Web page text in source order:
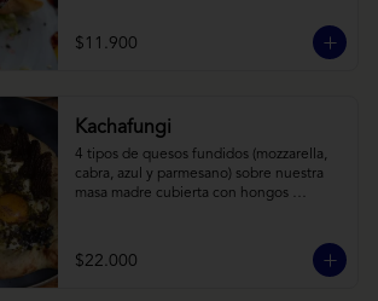
$11.900
Kachafungi
4 tipos de quesos fundidos (mozzarella,
cabra, azul y parmesano) sobre nuestra
masa madre cubierta con hongos
frescas y pequeños toques de
chimichurri.
$22.000